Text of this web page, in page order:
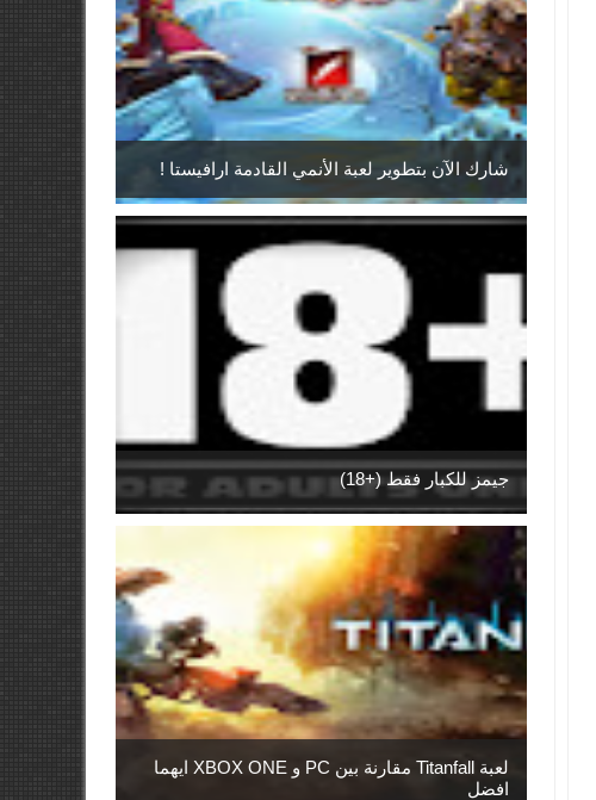
شارك الآن بتطوير لعبة الأنمي القادمة ارافيستا !
جيمز للكبار فقط (+18)
لعبة Titanfall مقارنة بين PC و XBOX ONE ايهما
افضل